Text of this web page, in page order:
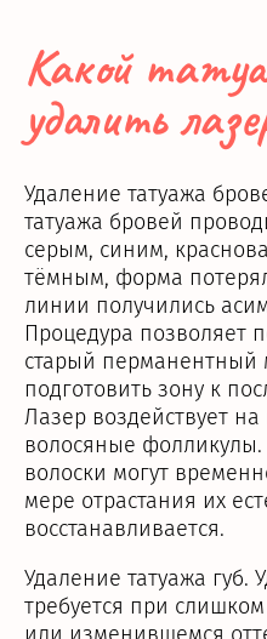
Какой
удалить
Удаление татуажа
татуажа бровей
серым, синим,
тёмным, форма
линии получились
Процедура позволяет
старый перманентный
подготовить зону к
Лазер воздействует
волосяные фолликулы.
волоски могут
мере отрастания их
восстанавливается.
Удаление татуажа губ.
требуется при